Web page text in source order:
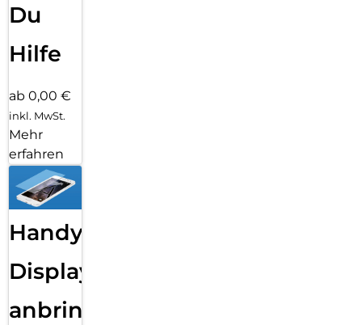
Du
Hilfe
ab 0,00 €
inkl. MwSt.
Mehr
erfahren
Handy
Displayfolie
anbringen